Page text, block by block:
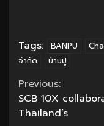
Tags: BANPU
จำกัด
บ้านปู
Continue
Reading
Previous:
SCB 10X
Thailand’s